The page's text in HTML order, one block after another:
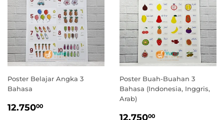
Poster Belajar Angka 3
Bahasa
HARGA
12.75000
Poster Buah-Buahan 3
Bahasa (Indonesia, Inggris,
Arab)
HARGA
12.75000